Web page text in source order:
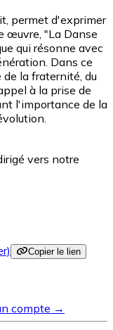
permet d'exprimer
œuvre, "La Danse
qui résonne avec
Dans ce
la fraternité, du
à la prise de
l'importance de la
vers notre
Copier le lien
compte →